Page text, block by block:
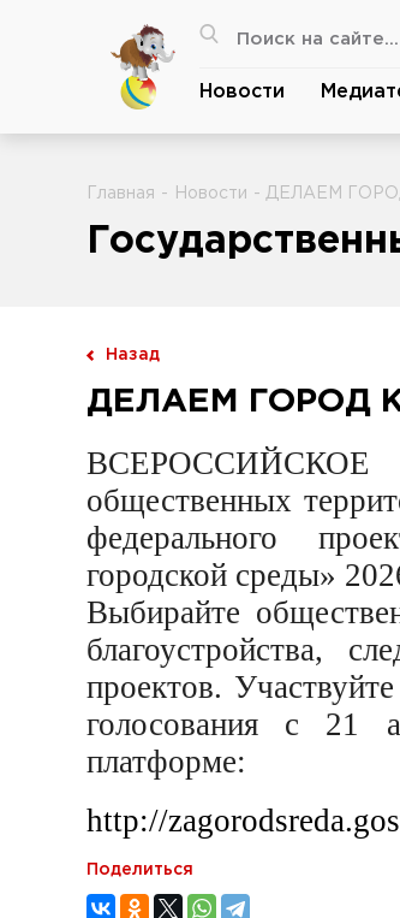
Новости
Главная - Новости - ДЕЛАЕМ
Назад
ДЕЛАЕМ ГОРОД
общественных
федерального
городской среды»
Выбирайте
благоустройства,
проектов.
голосования с
платформе:
http://
Поделиться